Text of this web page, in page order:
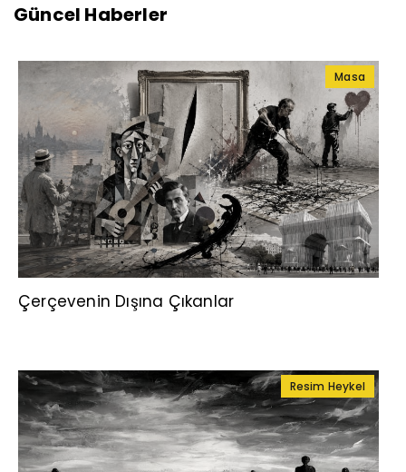
Güncel Haberler
Masa
Çerçevenin Dışına Çıkanlar
Resim Heykel